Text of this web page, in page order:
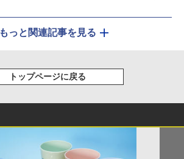
もっと関連記事を見る
トップページに戻る